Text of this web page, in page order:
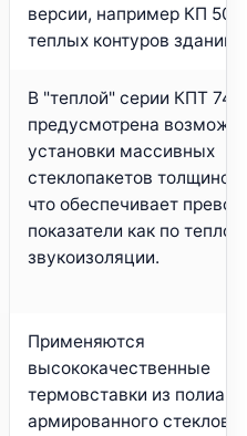
версии, например КП 50
теплых контуров зданий.
В "теплой" серии КПТ 74
предусмотрена
установки массивных
стеклопакетов
что обеспечивает
показатели как по тепло-
звукоизоляции.
Применяются
высококачественные
термовставки из
армированного